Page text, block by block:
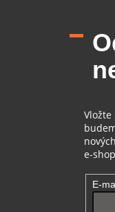
Vložte
e-
E-